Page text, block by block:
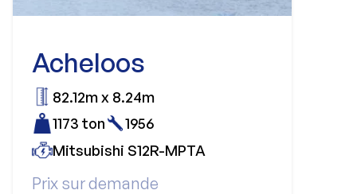
Acheloos
Prix sur demande
82.12m x 8.24m
1173 ton
1956
Mitsubishi S12R-MPTA